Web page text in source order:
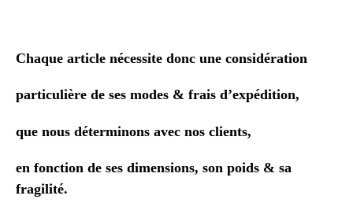
Chaque article nécessite donc une considération
particulière de ses modes & frais d’expédition,
que nous déterminons avec nos clients,
en fonction de ses dimensions, son poids & sa
fragilité.